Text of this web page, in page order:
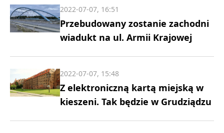
Przebudowany zostanie zachodni
wiadukt na ul. Armii Krajowej
2022-07-07, 16:51
Z elektroniczną kartą miejską w
kieszeni. Tak będzie w Grudziądzu
2022-07-07, 15:48